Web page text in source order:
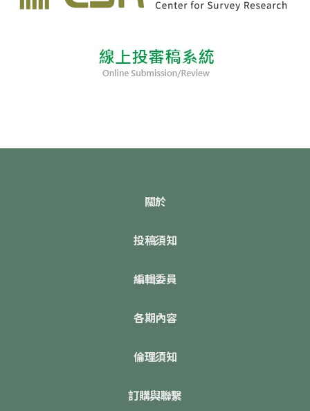
關於
投稿須知
編輯委員
各期內容
倫理須知
訂購與聯繫